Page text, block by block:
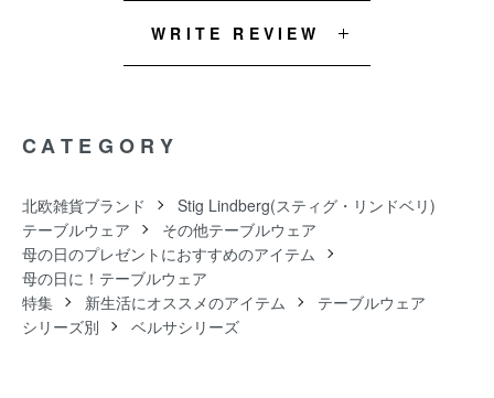
WRITE REVIEW
CATEGORY
北欧雑貨ブランド
Stig Lindberg(スティグ・リンドベリ)
テーブルウェア
その他テーブルウェア
母の日のプレゼントにおすすめのアイテム
母の日に！テーブルウェア
特集
新生活にオススメのアイテム
テーブルウェア
シリーズ別
ベルサシリーズ